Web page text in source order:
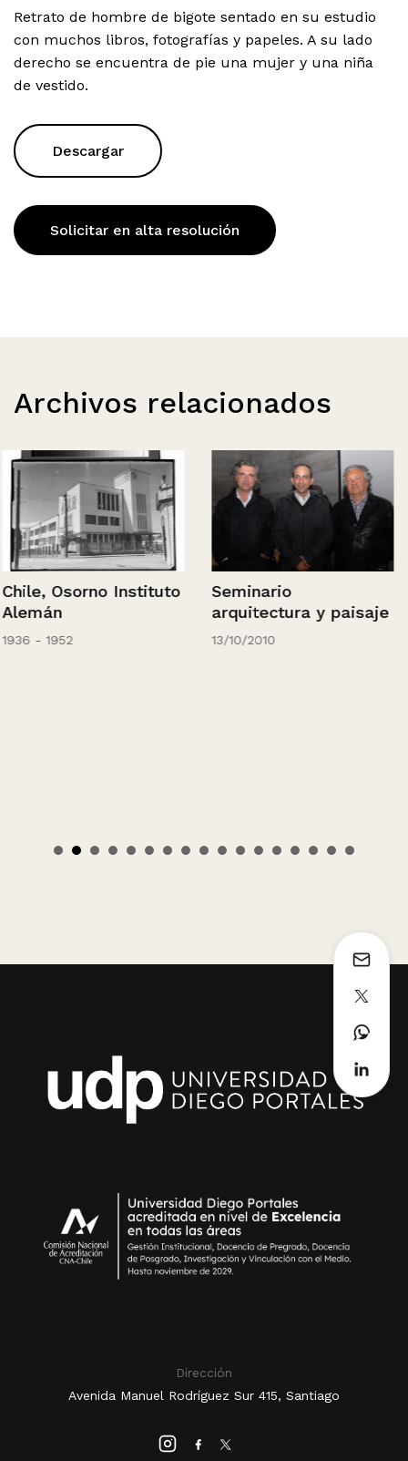
Retrato de hombre de bigote sentado en su estudio
con muchos libros, fotografías y papeles. A su lado
derecho se encuentra de pie una mujer y una niña
de vestido.
Descargar
Solicitar en alta resolución
Archivos relacionados
Chile, Osorno Instituto
Alemán
1936 - 1952
Seminario
arquitectura y paisaje
13/10/2010
Dirección
Avenida Manuel Rodríguez Sur 415, Santiago